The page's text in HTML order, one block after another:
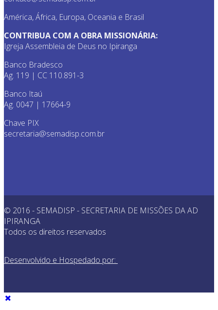
América, África, Europa, Oceania e Brasil
CONTRIBUA COM A OBRA MISSIONÁRIA:
Igreja Assembleia de Deus no Ipiranga
Banco Bradesco
Ag. 119 | CC 110.891-3
Banco Itaú
Ag. 0047 | 17664-9
Chave PIX
secretaria@semadisp.com.br
© 2016 - SEMADISP - SECRETARIA DE MISSÕES DA AD
IPIRANGA
Todos os direitos reservados
Desenvolvido e Hospedado por: